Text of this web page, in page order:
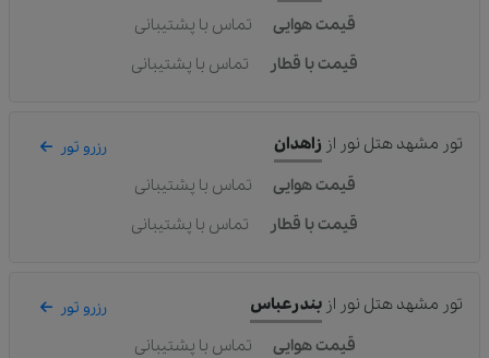
قیمت هوایی
تماس با پشتیبانی
قیمت با قطار
تماس با پشتیبانی
تور مشهد هتل نور از زاهدان رزرو تور
قیمت هوایی
تماس با پشتیبانی
قیمت با قطار
تماس با پشتیبانی
تور مشهد هتل نور از بندرعباس رزرو تور
قیمت هوایی
تماس با پشتیبانی